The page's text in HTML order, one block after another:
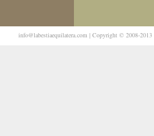
info@labestiaequilatera.com | Copyright © 2008-2013